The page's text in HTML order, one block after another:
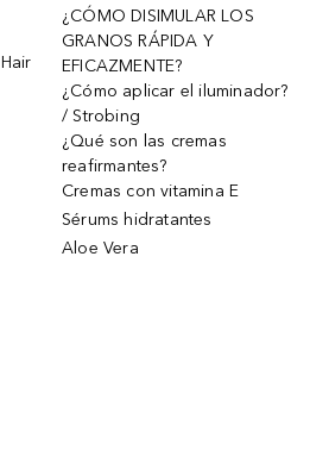
¿CÓMO DISIMULAR LOS
GRANOS RÁPIDA Y
EFICAZMENTE?
¿Cómo aplicar el iluminador?
/ Strobing
¿Qué son las cremas
reafirmantes?
Cremas con vitamina E
Sérums hidratantes
Aloe Vera